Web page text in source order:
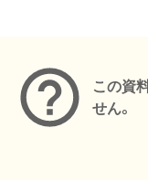
この資
せん。